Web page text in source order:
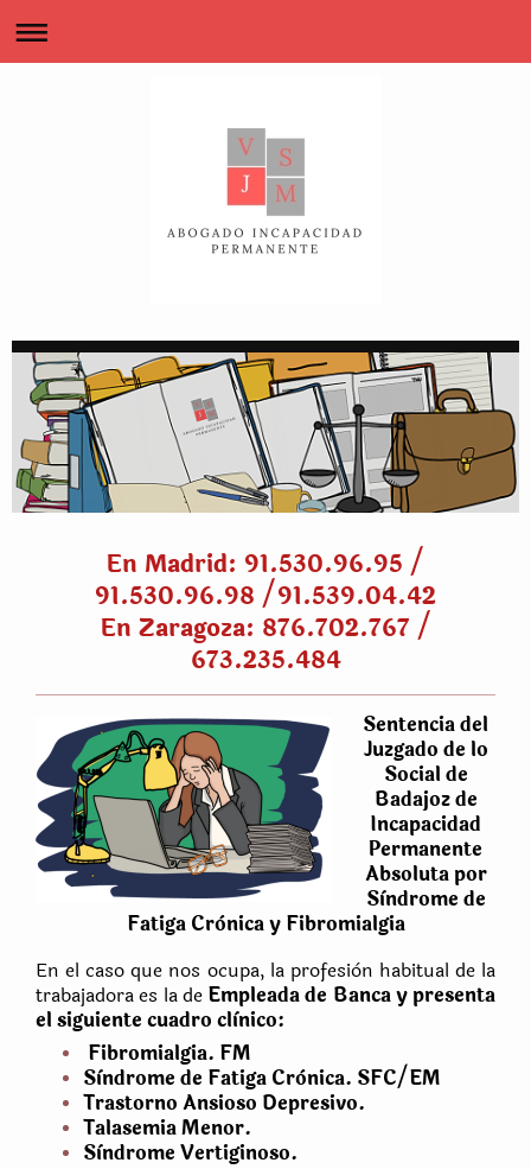
En Madrid: 91.530.96.95 /
91.530.96.98 /91.539.04.42
En Zaragoza: 876.702.767 /
673.235.484
Sentencia del
Juzgado de lo
Social de
Badajoz de
Incapacidad
Permanente
Absoluta por
Sìndrome de
Fatiga Crònica y Fibromialgia
En el caso que nos ocupa, la profesiòn habitual de la
trabajadora es la de Empleada de Banca y presenta
el siguiente cuadro clìnico:
Fibromialgia. FM
Sìndrome de Fatiga Crònica. SFC/EM
Trastorno Ansioso Depresivo.
Talasemia Menor.
Sìndrome Vertiginoso.